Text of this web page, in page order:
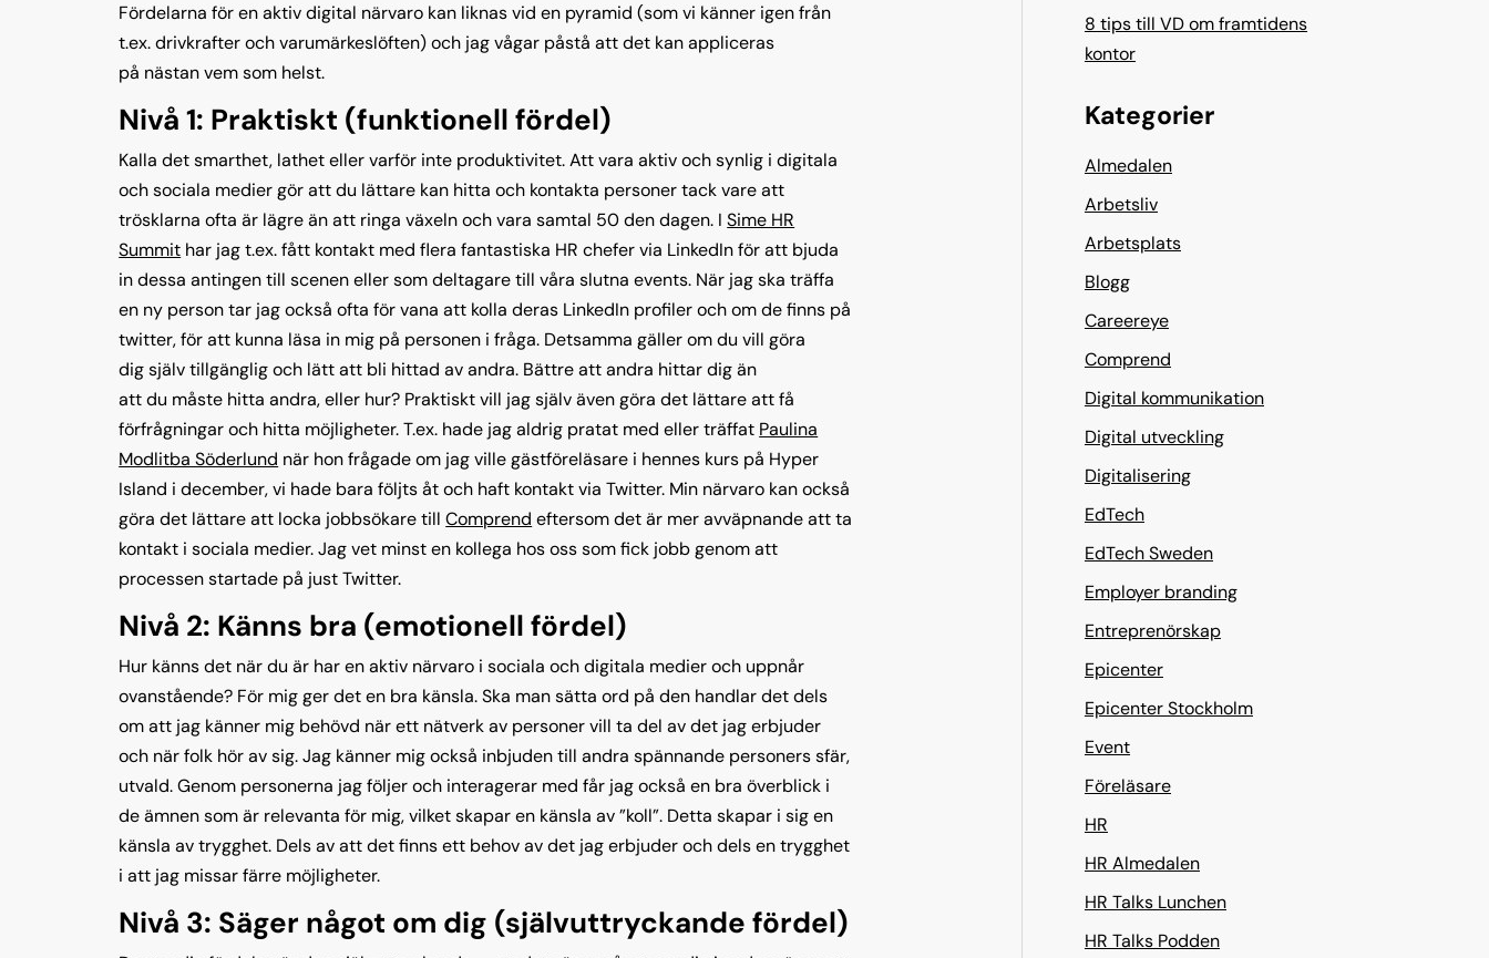
Fördelarna för en aktiv digital närvaro kan liknas vid en pyramid (som vi känner igen från
t.ex. drivkrafter och varumärkeslöften) och jag vågar påstå att det kan appliceras
på nästan vem som helst.
Nivå 1: Praktiskt (funktionell fördel)
Kalla det smarthet, lathet eller varför inte produktivitet. Att vara aktiv och synlig i digitala
och sociala medier gör att du lättare kan hitta och kontakta personer tack vare att
trösklarna ofta är lägre än att ringa växeln och vara samtal 50 den dagen. ISime HR
Summit har jag t.ex. fått kontakt med flera fantastiska HR chefer via LinkedIn för att bjuda
in dessa antingen till scenen eller som deltagare till våra slutna events. När jag ska träffa
en ny person tar jag också ofta för vana att kolla deras LinkedIn profiler och om de finns på
twitter, för att kunna läsa in mig på personen i fråga. Detsamma gäller om du vill göra
dig själv tillgänglig och lätt att bli hittad av andra. Bättre att andra hittar dig än
att du måste hitta andra, eller hur? Praktiskt vill jag själv även göra det lättare att få
förfrågningar och hitta möjligheter. T.ex. hade jag aldrig pratat med eller träffat Paulina
Modlitba Söderlund när hon frågade om jag ville gästföreläsare i hennes kurs på Hyper
Island i december, vi hade bara följts åt och haft kontakt via Twitter. Min närvaro kan också
göra det lättare att locka jobbsökare tillComprend eftersom det är mer avväpnande att ta
kontakt i sociala medier. Jag vet minst en kollega hos oss som fick jobb genom att
processen startade på just Twitter.
Nivå 2: Känns bra (emotionell fördel)
Hur känns det när du är har en aktiv närvaro i sociala och digitala medier och uppnår
ovanstående? För mig ger det en bra känsla. Ska man sätta ord på den handlar det dels
om att jag känner mig behövd när ett nätverk av personer vill ta del av det jag erbjuder
och när folk hör av sig. Jag känner mig också inbjuden till andra spännande personers sfär,
utvald. Genom personerna jag följer och interagerar med får jag också en bra överblick i
de ämnen som är relevanta för mig, vilket skapar en känsla av ”koll”. Detta skapar i sig en
känsla av trygghet. Dels av att det finns ett behov av det jag erbjuder och dels en trygghet
i att jag missar färre möjligheter.
Nivå 3: Säger något om dig (självuttryckande fördel)
8 tips till VD om framtidens
kontor
Kategorier
Almedalen
Arbetsliv
Arbetsplats
Blogg
Careereye
Comprend
Digital kommunikation
Digital utveckling
Digitalisering
EdTech
EdTech Sweden
Employer branding
Entreprenörskap
Epicenter
Epicenter Stockholm
Event
Föreläsare
HR
HR Almedalen
HR Talks Lunchen
HR Talks Podden